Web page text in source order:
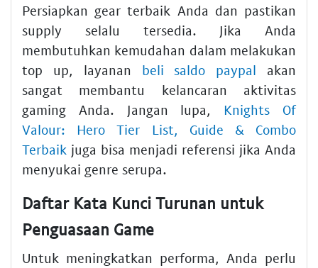
Persiapkan gear terbaik Anda dan pastikan
supply selalu tersedia. Jika Anda
membutuhkan kemudahan dalam melakukan
top up, layanan beli saldo paypal akan
sangat membantu kelancaran aktivitas
gaming Anda. Jangan lupa, Knights Of
Valour: Hero Tier List, Guide & Combo
Terbaik juga bisa menjadi referensi jika Anda
menyukai genre serupa.
Daftar Kata Kunci Turunan untuk
Penguasaan Game
Untuk meningkatkan performa, Anda perlu